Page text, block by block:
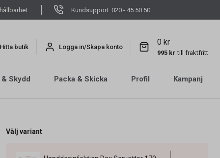
Kundsupport: 020 - 45 50 50
Hitta butik Logga in/Skapa konto
0 kr
995 kr till fraktfritt
Skydd Packa & Skicka Profil Kampanj
Välj variant